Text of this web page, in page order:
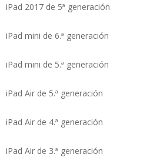
iPad 2017 de 5ª generación
iPad mini de 6.ª generación
iPad mini de 5.ª generación
iPad Air de 5.ª generación
iPad Air de 4.ª generación
iPad Air de 3.ª generación